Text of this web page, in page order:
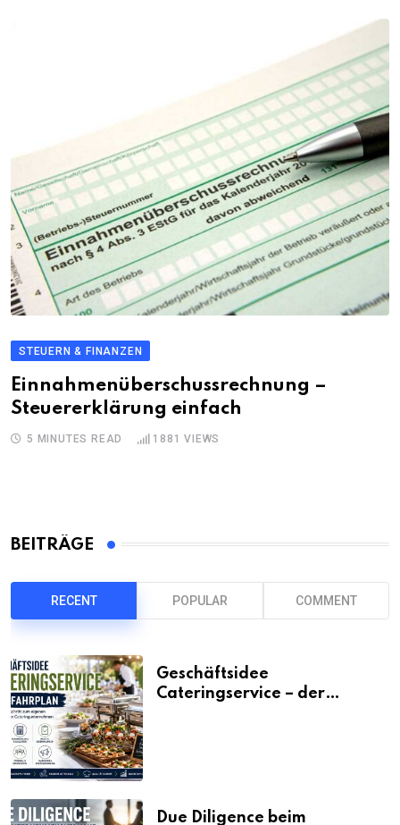
STEUERN & FINANZEN
Einnahmenüberschussrechnung –
Steuererklärung einfach
5 MINUTES READ 1881 VIEWS
BEITRÄGE
RECENT POPULAR COMMENT
Geschäftsidee
Cateringservice – der
Due Diligence beim